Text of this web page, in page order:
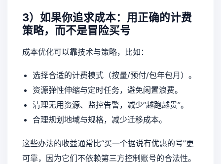
3）如果你追求成本：用正确的计费
策略，而不是冒险买号
成本优化可以靠技术与策略，比如：
选择合适的计费模式（按量/预付/包年包月）。
资源弹性伸缩与定时任务，避免闲置浪费。
清理无用资源、监控告警，减少“越跑越贵”。
合理规划地域与规格，减少迁移成本。
这些办法的收益通常比“买一个据说有优惠的号”更
可靠，因为它们不依赖第三方控制账号的合法性。